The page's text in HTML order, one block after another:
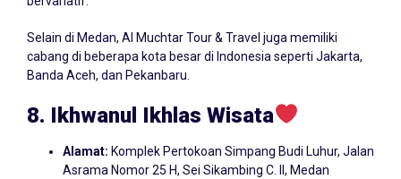
Selain di Medan, Al Muchtar Tour & Travel juga memiliki
cabang di beberapa kota besar di Indonesia seperti Jakarta,
Banda Aceh, dan Pekanbaru.
8. Ikhwanul Ikhlas Wisata
Alamat: Komplek Pertokoan Simpang Budi Luhur, Jalan
Asrama Nomor 25 H, Sei Sikambing C. II, Medan